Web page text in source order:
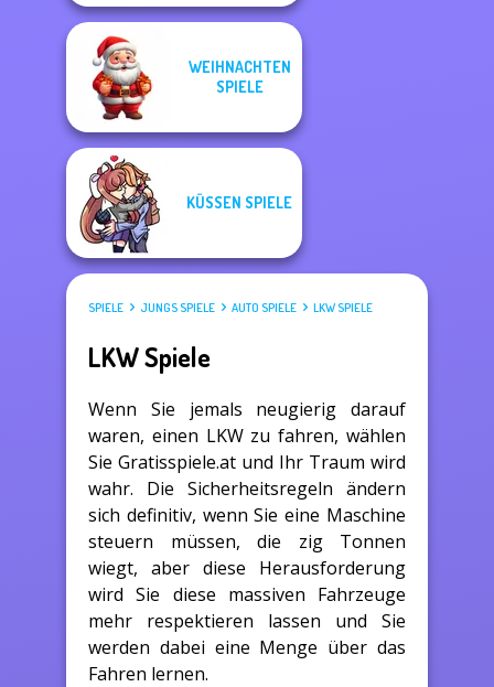
WEIHNACHTEN
SPIELE
KÜSSEN SPIELE
SPIELE JUNGS SPIELE AUTO SPIELE LKW SPIELE
LKW Spiele
Wenn Sie jemals neugierig darauf
waren, einen LKW zu fahren, wählen
Sie Gratisspiele.at und Ihr Traum wird
wahr. Die Sicherheitsregeln ändern
sich definitiv, wenn Sie eine Maschine
steuern müssen, die zig Tonnen
wiegt, aber diese Herausforderung
wird Sie diese massiven Fahrzeuge
mehr respektieren lassen und Sie
werden dabei eine Menge über das
Fahren lernen.